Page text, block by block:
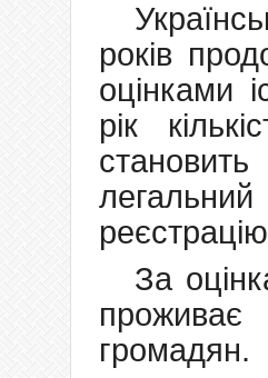
років
оцінками
рік
За
громадян.